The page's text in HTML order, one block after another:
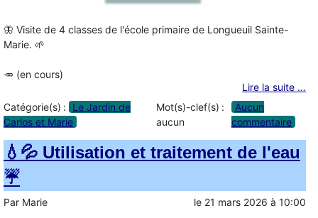
🦋 Visite de 4 classes de l'école primaire de Longueuil Sainte-
Marie. 🌱
🥕 (en cours)
Lire la suite …
Catégorie(s) :
Le Jardin de
Carlos et Marie
Mot(s)-clef(s) :
aucun
Aucun
commentaire
💧💦 Utilisation et traitement de l'eau
☔️
Par Marie le 21 mars 2026 à 10:00